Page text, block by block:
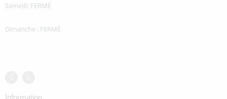
Samedi: FERMÉ
Dimanche : FERMÉ
Information